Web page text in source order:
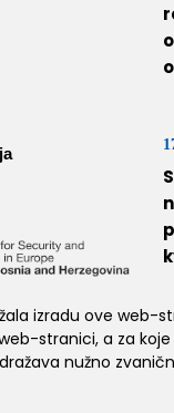
izradu ove web-
stranici, a za
nužno